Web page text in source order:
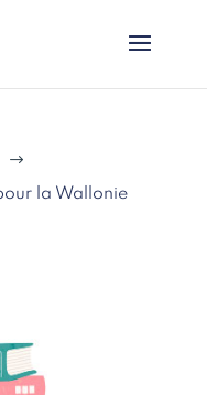
$
la Wallonie